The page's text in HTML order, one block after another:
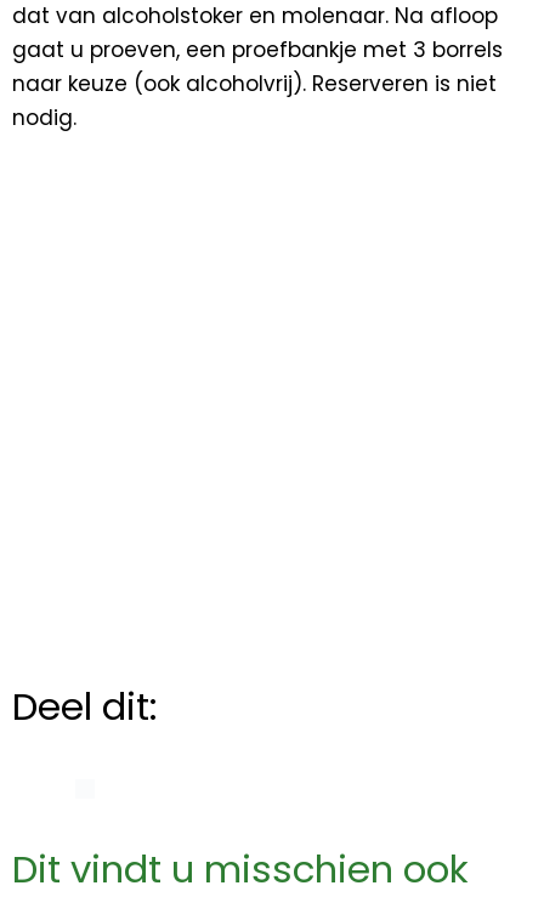
dat van alcoholstoker en molenaar. Na afloop
gaat u proeven, een proefbankje met 3 borrels
naar keuze (ook alcoholvrij). Reserveren is niet
nodig.
Deel dit:
Dit vindt u misschien ook